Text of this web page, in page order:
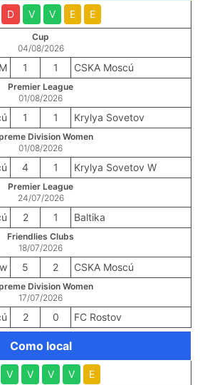
D V V E E
Cup
04/08/2026
1 1 CSKA Moscú
Premier League
01/08/2026
1 1 Krylya Sovetov
Division Women
01/08/2026
4 1 Krylya Sovetov W
Premier League
24/07/2026
2 1 Baltika
Friendlies Clubs
18/07/2026
5 2 CSKA Moscú
Division Women
17/07/2026
2 0 FC Rostov
Como local
V V V V E